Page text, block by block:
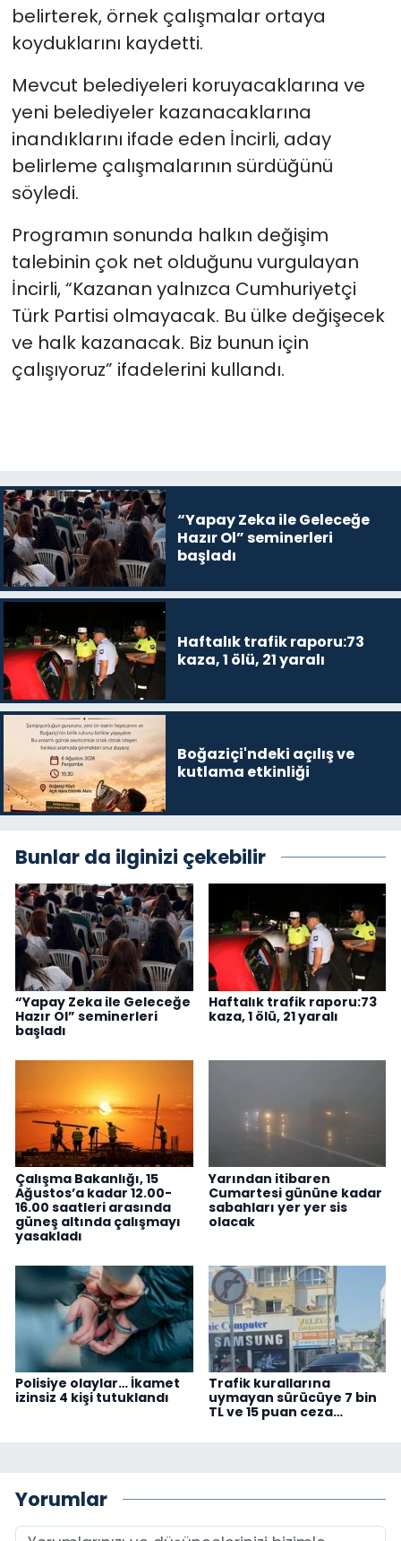
belirterek, örnek çalışmalar ortaya
koyduklarını kaydetti.
Mevcut belediyeleri koruyacaklarına ve
yeni belediyeler kazanacaklarına
inandıklarını ifade eden İncirli, aday
belirleme çalışmalarının sürdüğünü
söyledi.
Programın sonunda halkın değişim
talebinin çok net olduğunu vurgulayan
İncirli, “Kazanan yalnızca Cumhuriyetçi
Türk Partisi olmayacak. Bu ülke değişecek
ve halk kazanacak. Biz bunun için
çalışıyoruz” ifadelerini kullandı.
“Yapay Zeka ile Geleceğe
Hazır Ol” seminerleri
başladı
Haftalık trafik raporu:73
kaza, 1 ölü, 21 yaralı
Boğaziçi'ndeki açılış ve
kutlama etkinliği
Bunlar da ilginizi çekebilir
“Yapay Zeka ile Geleceğe
Hazır Ol” seminerleri
başladı
Haftalık trafik raporu:73
kaza, 1 ölü, 21 yaralı
Çalışma Bakanlığı, 15
Ağustos’a kadar 12.00-
16.00 saatleri arasında
güneş altında çalışmayı
yasakladı
Yarından itibaren
Cumartesi gününe kadar
sabahları yer yer sis
olacak
Polisiye olaylar… İkamet
izinsiz 4 kişi tutuklandı
Trafik kurallarına
uymayan sürücüye 7 bin
TL ve 15 puan ceza…
Yorumlar